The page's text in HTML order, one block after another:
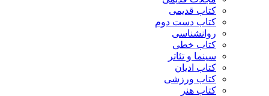
کتاب قدیمی
کتاب دست دوم
روانشناسی
کتاب خطی
سینما و تئاتر
کتاب ادیان
کتاب ورزشی
کتاب هنر